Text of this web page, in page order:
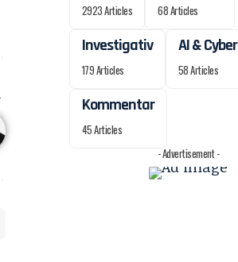
2923 Articles 68 Articles
Investigativ
179 Articles
AI & Cyber
58 Articles
Kommentar
45 Articles
- Advertisement -